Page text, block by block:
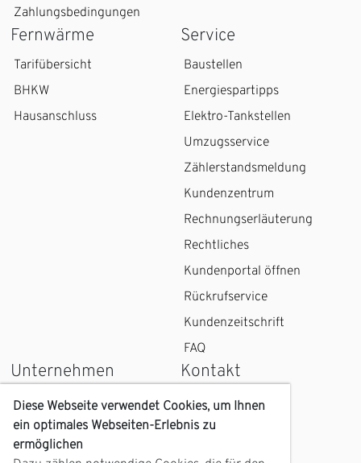
Zahlungsbedingungen
Fernwärme
Tarifübersicht
BHKW
Hausanschluss
Service
Baustellen
Energiespartipps
Elektro-Tankstellen
Umzugsservice
Zählerstandsmeldung
Kundenzentrum
Rechnungserläuterung
Rechtliches
Kundenportal öffnen
Rückrufservice
Kundenzeitschrift
FAQ
Unternehmen
Wir über uns
Karriere
Geschichte
Kontakt
Kontaktformular
Kundenzentrum
Diese Webseite verwendet Cookies, um Ihnen
ein optimales Webseiten-Erlebnis zu
ermöglichen